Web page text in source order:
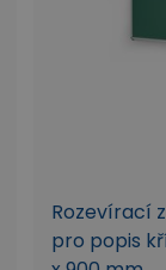
Rozevírací
pro popis